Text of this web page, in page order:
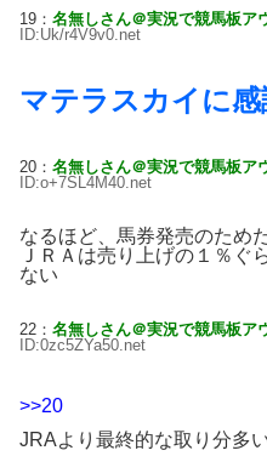
19： 名無しさん＠実況で競馬板ア
ID:Uk/r4V9v0.net
マテラスカイに感
20： 名無しさん＠実況で競馬板ア
ID:o+7SL4M40.net
なるほど、馬券発売のため
ＪＲＡは売り上げの１％ぐ
ない
22： 名無しさん＠実況で競馬板ア
ID:0zc5ZYa50.net
>>20
JRAより最終的な取り分多